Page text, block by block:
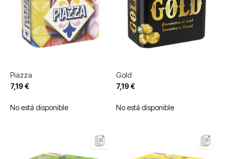
Piazza
7,19 €
No está disponible
Gold
7,19 €
No está disponible